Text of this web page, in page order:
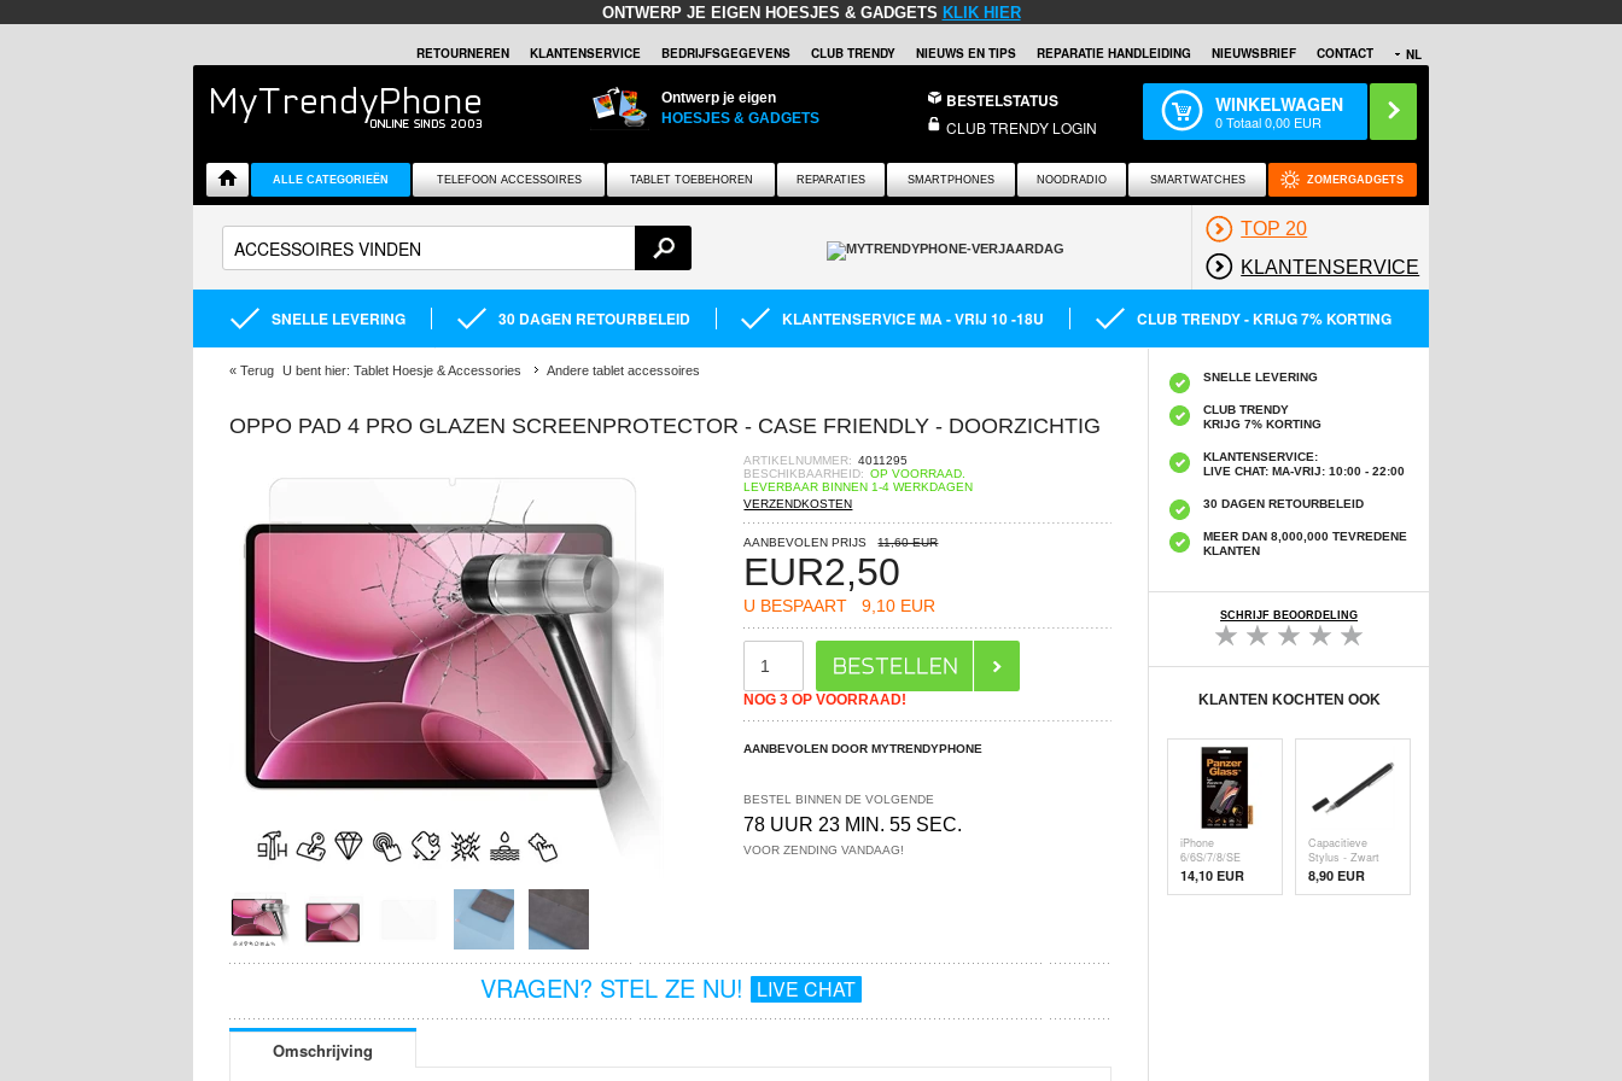
ONTWERP JE EIGEN HOESJES & GADGETS KLIK HIER
NL
RETOURNEREN KLANTENSERVICE BEDRIJFSGEGEVENS CLUB TRENDY NIEUWS EN TIPS REPARATIE HANDLEIDING NIEUWSBRIEF CONTACT
Ontwerp je eigen
HOESJES & GADGETS
BESTELSTATUS
CLUB TRENDY LOGIN
WINKELWAGEN
0Totaal0,00 EUR
ALLE CATEGORIEËN TELEFOON ACCESSOIRES TABLET TOEBEHOREN REPARATIES SMARTPHONES NOODRADIO SMARTWATCHES ZOMERGADGETS
TOP 20
KLANTENSERVICE
SNELLE LEVERING 30 DAGEN RETOURBELEID KLANTENSERVICE MA - VRIJ 10 -18U CLUB TRENDY - KRIJG 7% KORTING
« Terug U bent hier: Tablet Hoesje & Accessories Andere tablet accessoires
OPPO PAD 4 PRO GLAZEN SCREENPROTECTOR - CASE FRIENDLY - DOORZICHTIG
ARTIKELNUMMER: 4011295
BESCHIKBAARHEID: OP VOORRAAD.
LEVERBAAR BINNEN 1-4 WERKDAGEN
VERZENDKOSTEN
AANBEVOLEN PRIJS 11,60 EUR
EUR2,50
U BESPAART 9,10 EUR
NOG 3 OP VOORRAAD!
AANBEVOLEN DOOR MYTRENDYPHONE
BESTEL BINNEN DE VOLGENDE
78 UUR 23 MIN. 55 SEC.
VOOR ZENDING VANDAAG!
VRAGEN? STEL ZE NU! LIVE CHAT
Omschrijving
SNELLE LEVERING
CLUB TRENDY
KRIJG 7% KORTING
KLANTENSERVICE:
LIVE CHAT: MA-VRIJ: 10:00 - 22:00
30 DAGEN RETOURBELEID
MEER DAN 8,000,000 TEVREDENE
KLANTEN
SCHRIJF BEOORDELING
KLANTEN KOCHTEN OOK
iPhone
6/6S/7/8/SE
(2020)/SE (
14,10 EUR
Capacitieve
Stylus - Zwart
8,90 EUR